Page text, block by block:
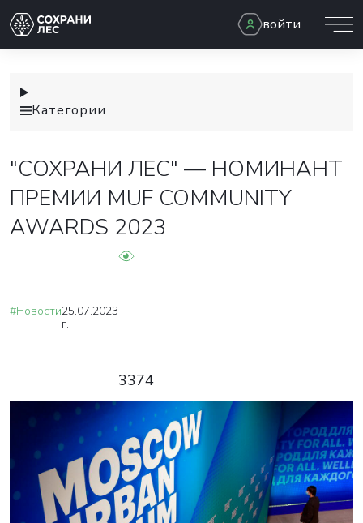
войти
Категории
"СОХРАНИ ЛЕС" — НОМИНАНТ
ПРЕМИИ MUF COMMUNITY
AWARDS 2023
#Новости25.07.2023
г.
3374